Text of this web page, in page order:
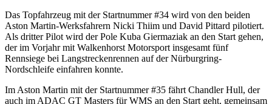
Das Topfahrzeug mit der Startnummer #34 wird von den beiden
Aston Martin-Werksfahrern Nicki Thiim und David Pittard pilotiert.
Als dritter Pilot wird der Pole Kuba Giermaziak an den Start gehen,
der im Vorjahr mit Walkenhorst Motorsport insgesamt fünf
Rennsiege bei Langstreckenrennen auf der Nürburgring-
Nordschleife einfahren konnte.
Im Aston Martin mit der Startnummer #35 fährt Chandler Hull, der
auch im ADAC GT Masters für WMS an den Start geht, gemeinsam